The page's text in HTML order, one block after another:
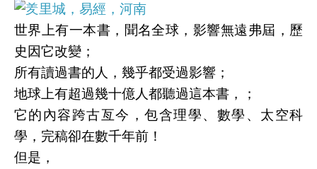
世界上有一本書，聞名全球，影響無遠弗屆，歷
史因它改變；
所有讀過書的人，幾乎都受過影響；
地球上有超過幾十億人都聽過這本書，；
它的內容跨古亙今，包含理學、數學、太空科
學， 完稿卻在數千年前！
但是，